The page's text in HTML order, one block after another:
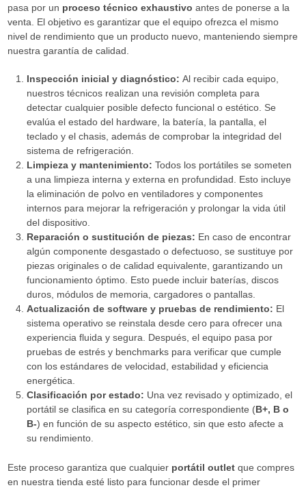
pasa por un proceso técnico exhaustivo antes de ponerse a la
venta. El objetivo es garantizar que el equipo ofrezca el mismo
nivel de rendimiento que un producto nuevo, manteniendo siempre
nuestra garantía de calidad.
Inspección inicial y diagnóstico: Al recibir cada equipo,
nuestros técnicos realizan una revisión completa para
detectar cualquier posible defecto funcional o estético. Se
evalúa el estado del hardware, la batería, la pantalla, el
teclado y el chasis, además de comprobar la integridad del
sistema de refrigeración.
Limpieza y mantenimiento: Todos los portátiles se someten
a una limpieza interna y externa en profundidad. Esto incluye
la eliminación de polvo en ventiladores y componentes
internos para mejorar la refrigeración y prolongar la vida útil
del dispositivo.
Reparación o sustitución de piezas: En caso de encontrar
algún componente desgastado o defectuoso, se sustituye por
piezas originales o de calidad equivalente, garantizando un
funcionamiento óptimo. Esto puede incluir baterías, discos
duros, módulos de memoria, cargadores o pantallas.
Actualización de software y pruebas de rendimiento: El
sistema operativo se reinstala desde cero para ofrecer una
experiencia fluida y segura. Después, el equipo pasa por
pruebas de estrés y benchmarks para verificar que cumple
con los estándares de velocidad, estabilidad y eficiencia
energética.
Clasificación por estado: Una vez revisado y optimizado, el
portátil se clasifica en su categoría correspondiente (B+, B o
B-) en función de su aspecto estético, sin que esto afecte a
su rendimiento.
Este proceso garantiza que cualquier portátil outletque compres
en nuestra tienda esté listo para funcionar desde el primer